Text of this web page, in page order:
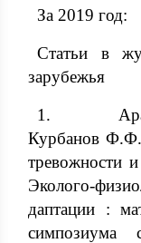
За 2019 год:
Статьи в
зарубежья
1.
Курбанов Ф.Ф.
тревожности
Эколого-
даптации :
симпозиума